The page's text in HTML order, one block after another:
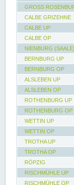
GROSS
CALBE GRIZEHNE
CALBE UP
CALBE OP
NIENBURG (SAALE)
BERNBURG UP
BERNBURG OP
ALSLEBEN UP
ALSLEBEN OP
ROTHENBURG UP
ROTHENBURG OP
WETTIN UP
WETTIN OP
TROTHA UP
TROTHA OP
RÖPZIG
RISCHMÜHLE UP
RISCHMÜHLE OP